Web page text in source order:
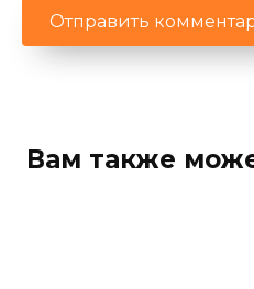
Вам также